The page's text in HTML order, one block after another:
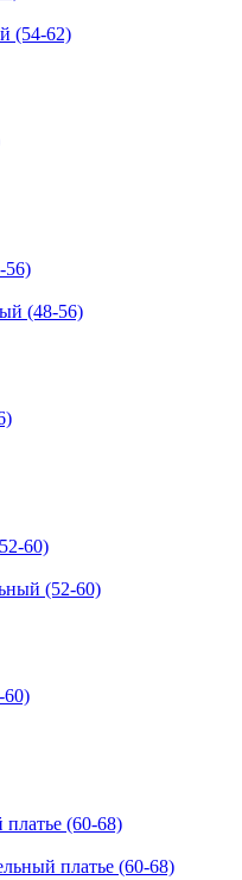
(54-62)
(48-56)
(52-60)
60)
платье (60-68)